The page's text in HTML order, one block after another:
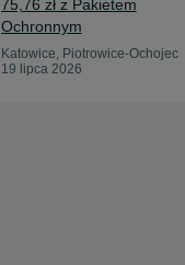
75,76 zł z Pakietem
Ochronnym
Katowice, Piotrowice-Ochojec
19 lipca 2026